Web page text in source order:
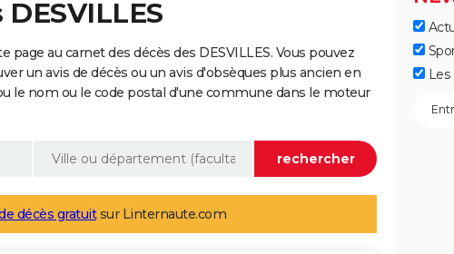
au carnet des décès des DESVILLES. Vous pouvez
un avis de décès ou un avis d'obsèques plus ancien en
le nom ou le code postal d'une commune dans le moteur
décès gratuitsur Linternaute.com
Les